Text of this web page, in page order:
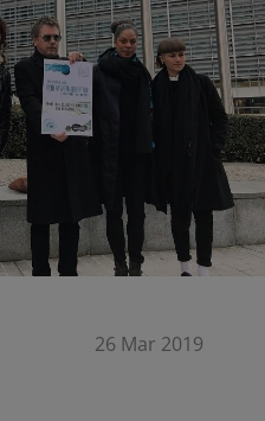
26 Mar 2019